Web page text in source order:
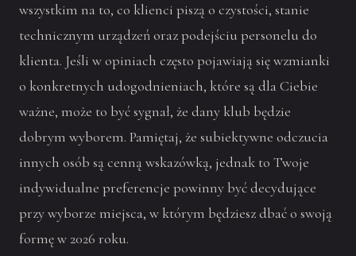
wszystkim na to, co klienci piszą o czystości, stanie
technicznym urządzeń oraz podejściu personelu do
klienta. Jeśli w opiniach często pojawiają się wzmianki
o konkretnych udogodnieniach, które są dla Ciebie
ważne, może to być sygnał, że dany klub będzie
dobrym wyborem. Pamiętaj, że subiektywne odczucia
innych osób są cenną wskazówką, jednak to Twoje
indywidualne preferencje powinny być decydujące
przy wyborze miejsca, w którym będziesz dbać o swoją
formę w 2026 roku.